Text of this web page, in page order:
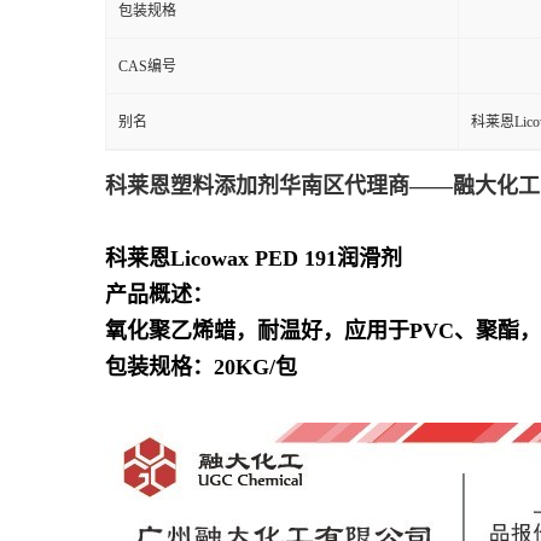
包装规格
CAS编号
别名 科莱恩
科莱恩塑料添加剂华南区代理商——融大化
科莱恩Licowax PED 191润滑剂
产品概述：
氧化聚乙烯蜡，耐温好，应用于PVC、聚酯
包装规格：20KG/包